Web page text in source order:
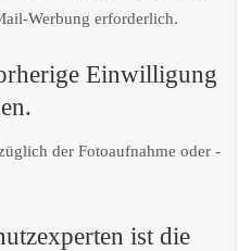
Werbung erforderlich.
Einwilligung
der Fotoaufnahme oder -
ist die